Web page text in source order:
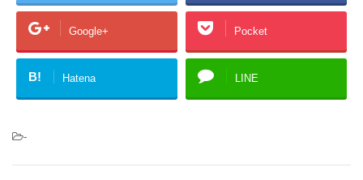
Google+ Pocket
B! Hatena LINE
-